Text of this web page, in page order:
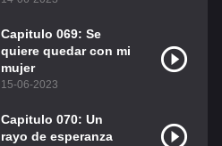
Capitulo 069: Se
quiere quedar con mi
mujer
15-06-2023
Capitulo 070: Un
rayo de esperanza